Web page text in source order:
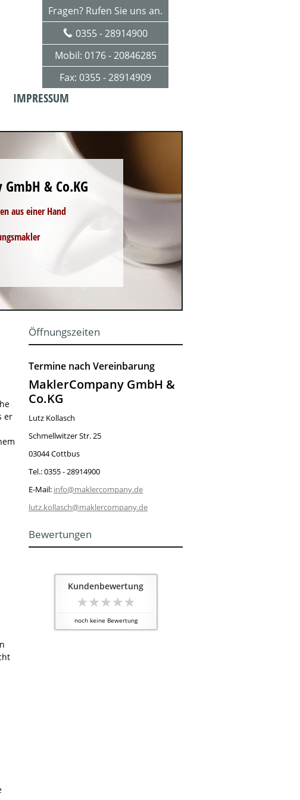
IMPRESSUM
Fragen? Rufen Sie uns an.
0355 - 28914900
Mobil: 0176 - 20846285
Fax: 0355 - 28914909
& Co.KG
aus einer Hand
Öffnungszeiten
Termine nach Vereinbarung
MaklerCompany GmbH &
Co.KG
Lutz Kollasch
Schmellwitzer Str. 25
03044 Cottbus
Tel.: 0355 - 28914900
E-Mail: info@maklercompany.de
lutz.kollasch@maklercompany.de
Bewertungen
Kundenbewertung
noch keine Bewertung
er